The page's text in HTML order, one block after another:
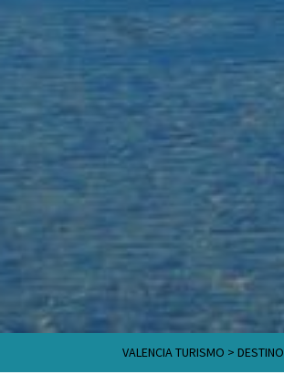
VALENCIA TURISMO >